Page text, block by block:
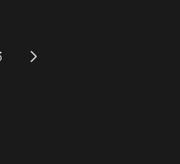
極秘に行なう各国首脳に対する諜報
プロジェクト「マーキュリー計画」